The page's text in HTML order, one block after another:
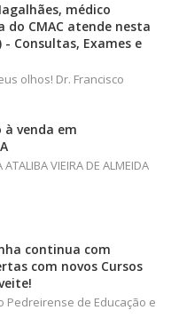
médico
CMAC atende nesta
Consultas, Exames e
olhos! Dr. Francisco
à venda em
ATALIBA VIEIRA DE ALMEIDA
continua com
com novos Cursos
Pedreirense de Educação e